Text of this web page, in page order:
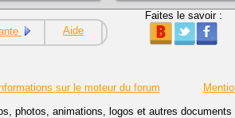
Aide
Faites le savoir :
sur le moteur du forum
photos, animations, logos et autres